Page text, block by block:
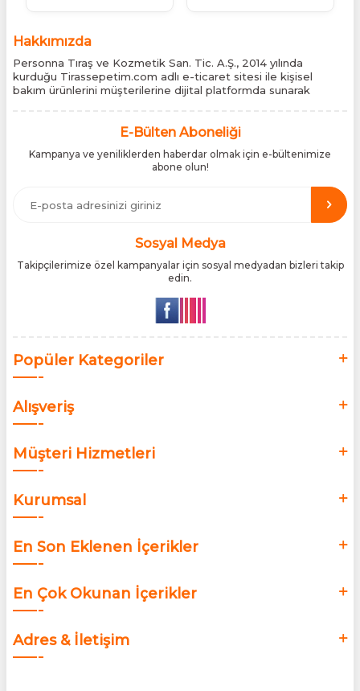
Hakkımızda
Personna Tıraş ve Kozmetik San. Tic. A.Ş., 2014 yılında
kurduğu Tirassepetim.com adlı e-ticaret sitesi ile kişisel
bakım ürünlerini müşterilerine dijital platformda sunarak
siteleri arasında yer almaktadır. Türkiye’de Cantu, Wilkinson
distribütörlüğünü yürütüyor, bu markaların tüm ürünlerini ithal
etmektedir. Tüm ithalat süreçlerimizde orijinallik belgeleri ve
üretici iş birlikleriyle çalışarak, ürünlerin en güvenilir şekilde
Türkiye pazarına ulaşmasını sağlıyoruz. Amacımız, dünya
genelinde milyonlarca kullanıcıya hitap eden bu markaları,
Türk tüketicilerle doğrudan, güvenli ve orijinal bir şekilde
E-Bülten Aboneliği
Kampanya ve yeniliklerden haberdar olmak için e-bültenimize
abone olun!
Sosyal Medya
Takipçilerimize özel kampanyalar için sosyal medyadan bizleri takip
edin.
Popüler Kategoriler
Alışveriş
Müşteri Hizmetleri
Kurumsal
En Son Eklenen İçerikler
En Çok Okunan İçerikler
Adres & İletişim